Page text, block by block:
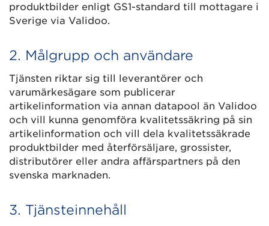
produktbilder enligt GS1-standard till mottagare i
Sverige via Validoo.
2. Målgrupp och användare
Tjänsten riktar sig till leverantörer och
varumärkesägare som publicerar
artikelinformation via annan datapool än Validoo
och vill kunna genomföra kvalitetssäkring på sin
artikelinformation och vill dela kvalitetssäkrade
produktbilder med återförsäljare, grossister,
distributörer eller andra affärspartners på den
svenska marknaden.
3. Tjänsteinnehåll